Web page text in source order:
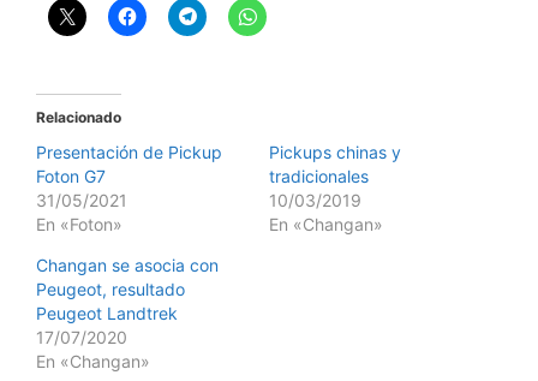
Relacionado
Presentación de Pickup
Foton G7
31/05/2021
En «Foton»
Pickups chinas y
tradicionales
10/03/2019
En «Changan»
Changan se asocia con
Peugeot, resultado
Peugeot Landtrek
17/07/2020
En «Changan»